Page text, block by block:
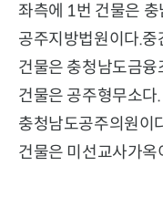
좌측에 1번 건물은
공주지방법원이다.
건물은 충청남도금
건물은 공주형무소다
충청남도공주의원이
건물은 미선교사가옥